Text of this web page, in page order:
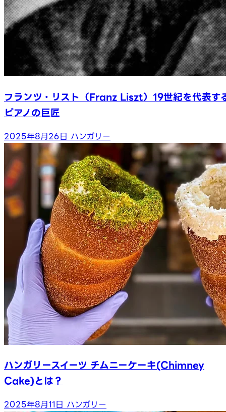
フランツ・リスト（Franz Liszt）19世紀を代表す
ピアノの巨匠
2025年8月26日 ハンガリー
ハンガリースイーツ チムニーケーキ(Chimney
Cake)とは？
2025年8月11日 ハンガリー